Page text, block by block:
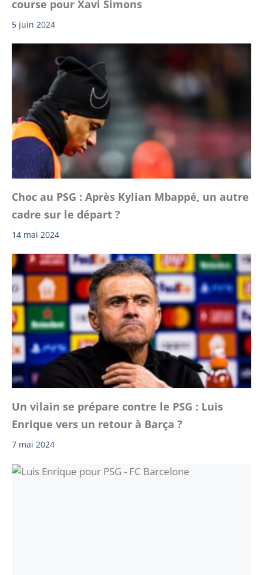
course pour Xavi Simons
5 juin 2024
Choc au PSG : Après Kylian Mbappé, un autre
cadre sur le départ ?
14 mai 2024
Un vilain se prépare contre le PSG : Luis
Enrique vers un retour à Barça ?
7 mai 2024